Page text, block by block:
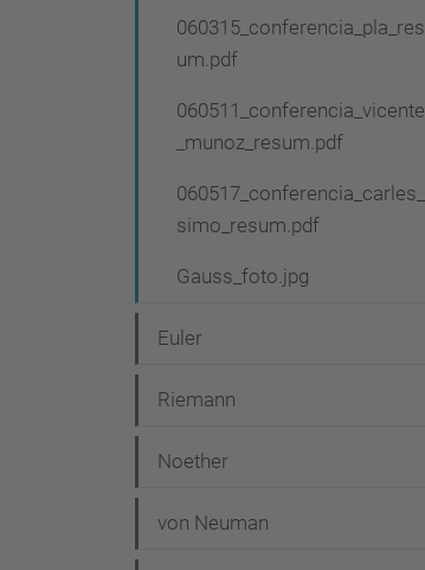
060315_conferencia_pla_res
um.pdf
060511_conferencia_vicente
_munoz_resum.pdf
060517_conferencia_carles_
simo_resum.pdf
Gauss_foto.jpg
Euler
Riemann
Noether
von Neuman